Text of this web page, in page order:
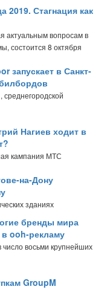
2019. Стагнация как
актуальным вопросам в
состоится 8 октября
запускает в Санкт-
Нагиев ходит в
кампания МТС
на-Дону
зданиях
бренды мира
ooh-рекламу
восьми крупнейших
GroupM